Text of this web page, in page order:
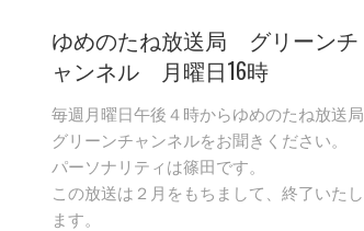
ゆめのたね放送局 グリーンチ
ャンネル 月曜日16時
毎週月曜日午後４時からゆめのたね放送局
グリーンチャンネルをお聞きください。
パーソナリティは篠田です。
この放送は２月をもちまして、終了いたし
ます。